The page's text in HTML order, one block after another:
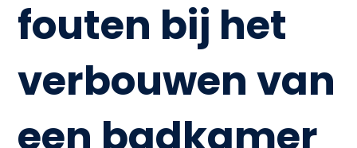
fouten bij het
verbouwen van
een badkamer